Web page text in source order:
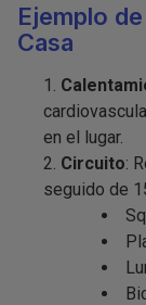
Ejemplo
Casa
en el lugar.
Circuito:
seguido de